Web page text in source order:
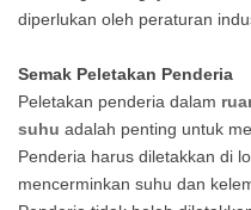
diperlukan oleh peraturan
Semak Peletakan Penderia
Peletakan penderia dalam
suhu adalah penting untuk
Penderia harus diletakkan di
mencerminkan suhu dan